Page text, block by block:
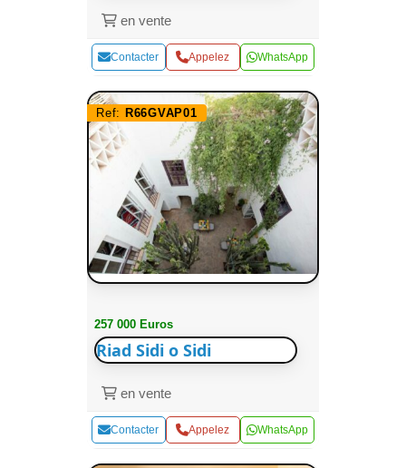
en vente
Contacter Appelez WhatsApp
Ref: R66GVAP01
257 000 Euros
Riad Sidi o Sidi
en vente
Contacter Appelez WhatsApp